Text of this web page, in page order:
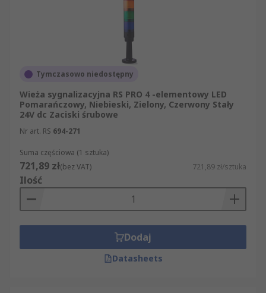
Tymczasowo niedostępny
Wieża sygnalizacyjna RS PRO 4 -elementowy LED
Pomarańczowy, Niebieski, Zielony, Czerwony Stały
24V dc Zaciski śrubowe
Nr art. RS 694-271
Suma częściowa (1 sztuka)
721,89 zł(bez VAT) 721,89 zł/sztuka
Ilość
Dodaj
Datasheets